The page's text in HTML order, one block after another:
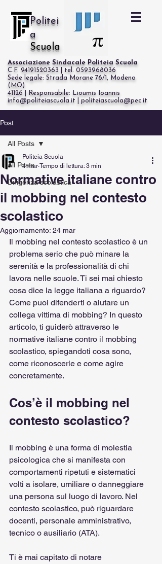
Politei
a
Scuola
Associazione Sindacale Politeia Scuola
C.F. 94191520363 | tel. 0593968036
Sede legale: Strada Morane 76/1, Modena
(MO)
41126 | Responsabile: Lioumis Ioannis
info@politeiascuola.it | politeiascuola@pec.it
Post
All Posts
Dirigenza scolastica
All Posts
Normative italiane contro
il mobbing nel contesto
scolastico
Politeia Scuola
4 mar Tempo di lettura: 3 min
Aggiornamento: 24 mar
Il mobbing nel contesto scolastico è un
problema serio che può minare la
serenità e la professionalità di chi
lavora nelle scuole. Ti sei mai chiesto
cosa dice la legge italiana a riguardo?
Come puoi difenderti o aiutare un
collega vittima di mobbing? In questo
articolo, ti guiderò attraverso le
normative italiane contro il mobbing
scolastico, spiegandoti cosa sono,
come riconoscerle e come agire
concretamente.
Cos’è il mobbing nel
contesto scolastico?
Il mobbing è una forma di molestia
psicologica che si manifesta con
comportamenti ripetuti e sistematici
volti a isolare, umiliare o danneggiare
una persona sul luogo di lavoro. Nel
contesto scolastico, può riguardare
docenti, personale amministrativo,
tecnico o ausiliario (ATA).
Ti è mai capitato di notare